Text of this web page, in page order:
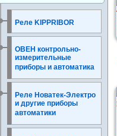
Реле KIPPRIBOR
ОВЕН контрольно-
измерительные
приборы и автоматика
Реле Новатек-Электро
и другие приборы
автоматики